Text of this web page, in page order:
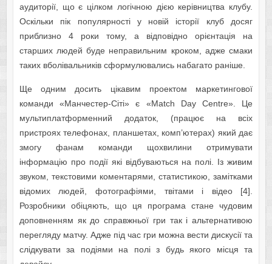
аудиторії, що є цілком логічною дією керівництва клубу.
Оскільки пік популярності у новій історії клуб досяг
приблизно 4 роки тому, а відповідно орієнтація на
старших людей буде неправильним кроком, адже смаки
таких вболівальників сформулювались набагато раніше.
Ще одним досить цікавим проектом маркетингової
команди «Манчестер-Сіті» є «Match Day Centre». Це
мультиплатформенний додаток, (працює на всіх
пристроях телефонах, планшетах, комп’ютерах) який дає
змогу фанам команди щохвилини отримувати
інформацію про події які відбуваються на полі. Із живим
звуком, текстовими коментарями, статистикою, замітками
відомих людей, фотографіями, твітами і відео [4].
Розробники обіцяють, що ця програма стане чудовим
доповненням як до справжньої гри так і альтернативою
перегляду матчу. Адже під час гри можна вести дискусії та
слідкувати за подіями на полі з будь якого місця та